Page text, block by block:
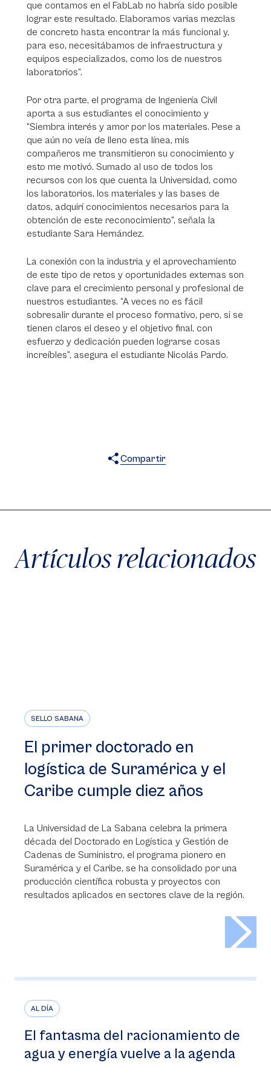
que contamos en el FabLab no habría sido posible
lograr este resultado. Elaboramos varias mezclas
de concreto hasta encontrar la más funcional y,
para eso, necesitábamos de infraestructura y
equipos especializados, como los de nuestros
laboratorios”.
Por otra parte, el programa de Ingeniería Civil
aporta a sus estudiantes el conocimiento y
“Siembra interés y amor por los materiales. Pese a
que aún no veía de lleno esta línea, mis
compañeros me transmitieron su conocimiento y
esto me motivó. Sumado al uso de todos los
recursos con los que cuenta la Universidad, como
los laboratorios, los materiales y las bases de
datos, adquirí conocimientos necesarios para la
obtención de este reconocimiento”, señala la
estudiante Sara Hernández.
La conexión con la industria y el aprovechamiento
de este tipo de retos y oportunidades externas son
clave para el crecimiento personal y profesional de
nuestros estudiantes. “A veces no es fácil
sobresalir durante el proceso formativo, pero, si se
tienen claros el deseo y el objetivo final, con
esfuerzo y dedicación pueden lograrse cosas
increíbles”, asegura el estudiante Nicolás Pardo.
Compartir
Artículos relacionados
SELLO SABANA
El primer doctorado en
logística de Suramérica y el
Caribe cumple diez años
La Universidad de La Sabana celebra la primera
década del Doctorado en Logística y Gestión de
Cadenas de Suministro, el programa pionero en
Suramérica y el Caribe, se ha consolidado por una
producción científica robusta y proyectos con
resultados aplicados en sectores clave de la región.
AL DÍA
El fantasma del racionamiento de
agua y energía vuelve a la agenda